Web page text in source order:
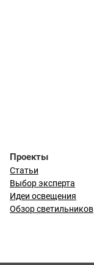
Проекты
Статьи
Выбор эксперта
Идеи освещения
Обзор светильников